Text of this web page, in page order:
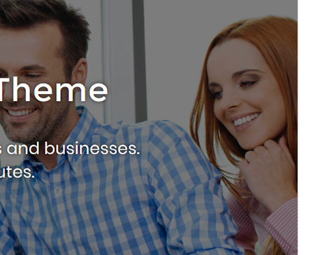
ვერსია
1.1.8.4
Last updated
03 07, 2020
Active installations
90+
PHP version
5.6
Theme homepage